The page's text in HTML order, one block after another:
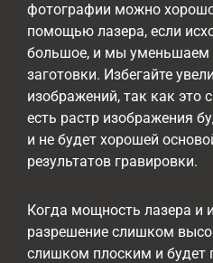
фотографии можно
помощью лазера, если
большое, и мы уменьшаем
заготовки. Избегайте
изображений, так как это
есть растр изображения
и не будет хорошей
результатов гравировки.
Когда мощность лазера и
разрешение слишком
слишком плоским и будет